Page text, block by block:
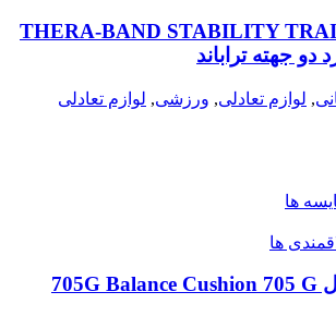
THERA-BAND STABILITY
, لوازم تعادلی, ورزشی, لوازم تعادلی
ها
ها
بالانس کوشن مدل 705G Balance Cushion 705 G